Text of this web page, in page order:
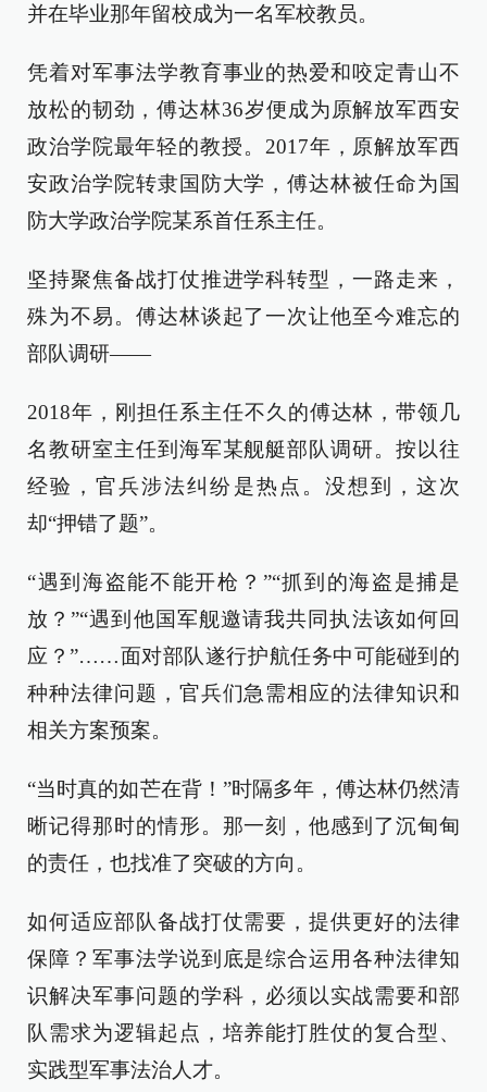
并在毕业那年留校成为一名军校教员。
凭着对军事法学教育事业的热爱和咬定青山不
放松的韧劲，傅达林36岁便成为原解放军西安
政治学院最年轻的教授。2017年，原解放军西
安政治学院转隶国防大学，傅达林被任命为国
防大学政治学院某系首任系主任。
坚持聚焦备战打仗推进学科转型，一路走来，
殊为不易。傅达林谈起了一次让他至今难忘的
部队调研——
2018年，刚担任系主任不久的傅达林，带领几
名教研室主任到海军某舰艇部队调研。按以往
经验，官兵涉法纠纷是热点。没想到，这次
却“押错了题”。
“遇到海盗能不能开枪？”“抓到的海盗是捕是
放？”“遇到他国军舰邀请我共同执法该如何回
应？”……面对部队遂行护航任务中可能碰到的
种种法律问题，官兵们急需相应的法律知识和
相关方案预案。
“当时真的如芒在背！”时隔多年，傅达林仍然清
晰记得那时的情形。那一刻，他感到了沉甸甸
的责任，也找准了突破的方向。
如何适应部队备战打仗需要，提供更好的法律
保障？军事法学说到底是综合运用各种法律知
识解决军事问题的学科，必须以实战需要和部
队需求为逻辑起点，培养能打胜仗的复合型、
实践型军事法治人才。